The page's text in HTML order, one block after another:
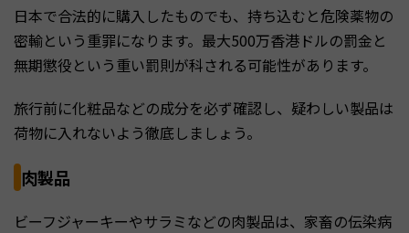
日本で合法的に購入したものでも、持ち込むと危険薬物の
密輸という重罪になります。最大500万香港ドルの罰金と
無期懲役という重い罰則が科される可能性があります。
旅行前に化粧品などの成分を必ず確認し、疑わしい製品は
荷物に入れないよう徹底しましょう。
肉製品
ビーフジャーキーやサラミなどの肉製品は、家畜の伝染病